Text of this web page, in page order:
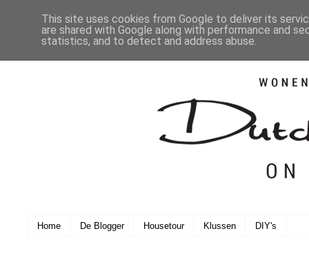
Home De Blogger Housetour Klussen DIY's
This site uses cookies from Google to deliver its
are shared with Google along with performance and
statistics, and to detect and address abuse.